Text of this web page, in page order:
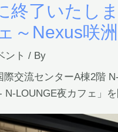
終了いた
～Nexus咲
ント / By
際交流センターA棟2階
LOUNGE夜カフェ」を